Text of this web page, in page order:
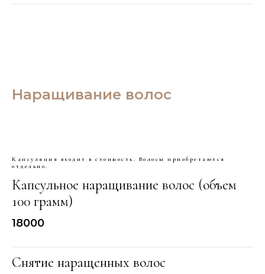
Наращивание волос
Капсуляция входит в стоимость. Волосы приобретаются
отдельно.
Капсульное наращивание волос (объем
100 грамм)
18000
Снятие наращенных волос